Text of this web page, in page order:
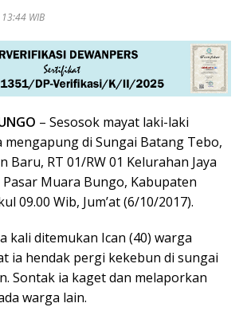
WIB
– Sesosok mayat laki-laki
di Sungai Batang Tebo,
Baru, RT 01/RW 01 Kelurahan Jaya
Pasar Muara Bungo, Kabupaten
09.00 Wib, Jum’at (6/10/2017).
kali ditemukan Ican (40) warga
ia hendak pergi kekebun di sungai
Sontak ia kaget dan melaporkan
warga lain.